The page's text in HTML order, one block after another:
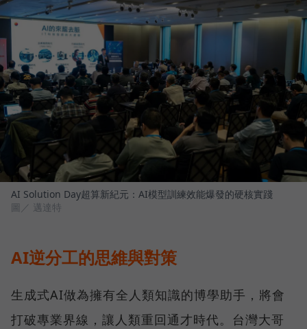
AI Solution Day超算新紀元：AI模型訓練效能爆發的硬核實踐
圖／ 邁達特
AI逆分工的思維與對策
生成式AI做為擁有全人類知識的博學助手，將會
打破專業界線，讓人類重回通才時代。台灣大哥